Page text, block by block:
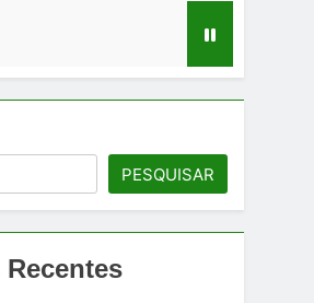
carcerária
1º de agostoPESQUISAR